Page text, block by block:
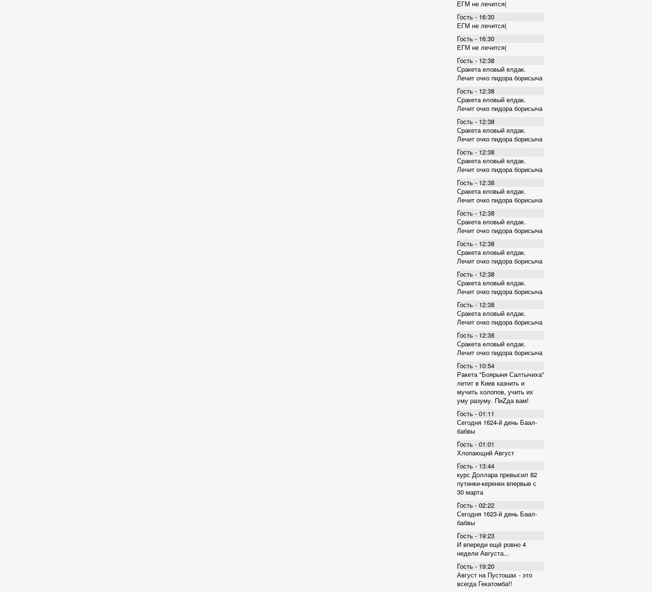
ЕГМ не лечится(
Гость - 16:30
ЕГМ не лечится(
Гость - 16:30
ЕГМ не лечится(
Гость - 12:38
Сракета еловый елдак.
Лечит очко пидора борисыча
Гость - 12:38
Сракета еловый елдак.
Лечит очко пидора борисыча
Гость - 12:38
Сракета еловый елдак.
Лечит очко пидора борисыча
Гость - 12:38
Сракета еловый елдак.
Лечит очко пидора борисыча
Гость - 12:38
Сракета еловый елдак.
Лечит очко пидора борисыча
Гость - 12:38
Сракета еловый елдак.
Лечит очко пидора борисыча
Гость - 12:38
Сракета еловый елдак.
Лечит очко пидора борисыча
Гость - 12:38
Сракета еловый елдак.
Лечит очко пидора борисыча
Гость - 12:38
Сракета еловый елдак.
Лечит очко пидора борисыча
Гость - 12:38
Сракета еловый елдак.
Лечит очко пидора борисыча
Гость - 10:54
Ракета "Боярыня Салтычиха"
летит в Киев казнить и
мучить холопов, учить их
уму разуму. ПиZда вам!
Гость - 01:11
Сегодня 1624-й день Баал-
бабвы
Гость - 01:01
Хлопающий Август
Гость - 13:44
курс Доллара превысил 82
пyтинки-керенки впервые с
30 марта
Гость - 02:22
Сегодня 1623-й день Баал-
бабвы
Гость - 19:23
И впереди ещё ровно 4
недели Августа...
Гость - 19:20
Август на Пустошах - это
всегда Гекатомба!!